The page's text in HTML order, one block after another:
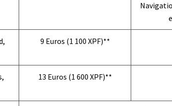
9 Euros (1 100 XPF)**
13 Euros (1 600 XPF)**